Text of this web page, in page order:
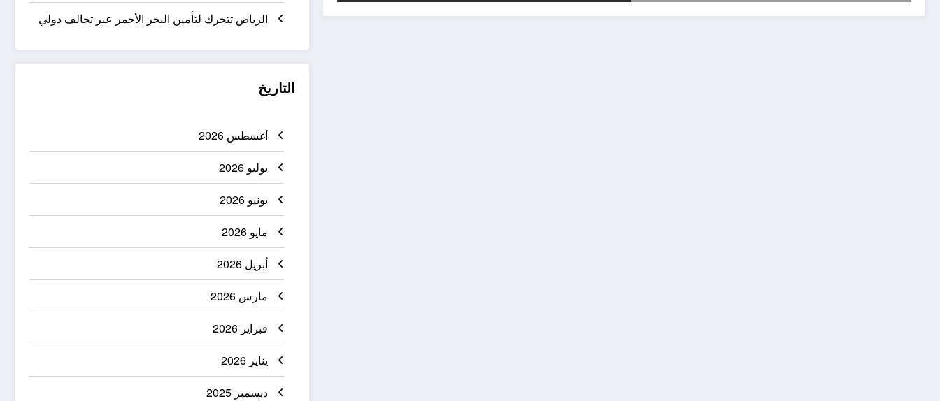
الرياض تتحرك لتأمين البحر الأحمر عبر تحالف دولي
التاريخ
أغسطس 2026
يوليو 2026
يونيو 2026
مايو 2026
أبريل 2026
مارس 2026
فبراير 2026
يناير 2026
ديسمبر 2025